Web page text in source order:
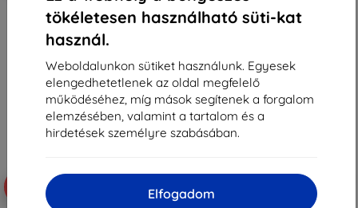
tökéletesen használható süti-kat
használ.
Weboldalunkon sütiket használunk. Egyesek
elengedhetetlenek az oldal megfelelő
működéséhez, míg mások segítenek a forgalom
elemzésében, valamint a tartalom és a
hirdetések személyre szabásában.
Elfogadom
Samsung mágneses szilikontok
Galaxy Z Fold8 készülékhez,
fekete (EF-EF971CBEGWW)
21 690 Ft
19 521 Ft
Raktáron > 5 darab
Samsung Flipsuit tok Galaxy Z
Flip8 készülékhez, fekete (EF-
13 041 Ft
Raktáron > 5 darab
Újdonság
-10%
Újdonság